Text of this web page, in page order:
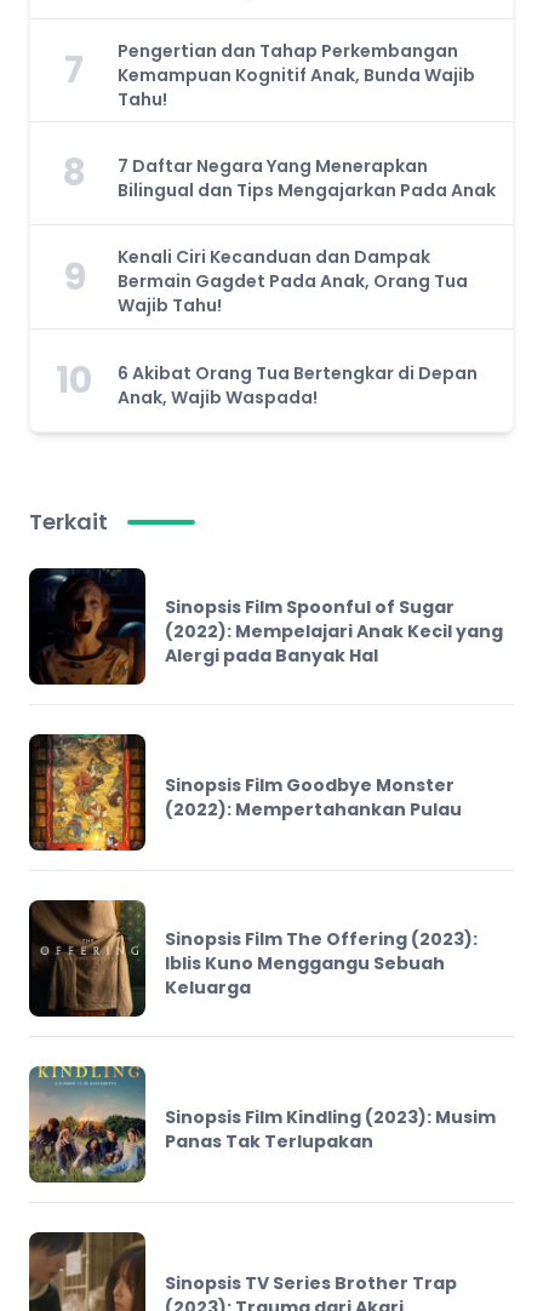
7
Pengertian dan Tahap Perkembangan
Kemampuan Kognitif Anak, Bunda Wajib
Tahu!
8
7 Daftar Negara Yang Menerapkan
Bilingual dan Tips Mengajarkan Pada Anak
9
Kenali Ciri Kecanduan dan Dampak
Bermain Gagdet Pada Anak, Orang Tua
Wajib Tahu!
10
6 Akibat Orang Tua Bertengkar di Depan
Anak, Wajib Waspada!
Terkait
Sinopsis Film Spoonful of Sugar
(2022): Mempelajari Anak Kecil yang
Alergi pada Banyak Hal
Sinopsis Film Goodbye Monster
(2022): Mempertahankan Pulau
Sinopsis Film The Offering (2023):
Iblis Kuno Menggangu Sebuah
Keluarga
Sinopsis Film Kindling (2023): Musim
Panas Tak Terlupakan
Sinopsis TV Series Brother Trap